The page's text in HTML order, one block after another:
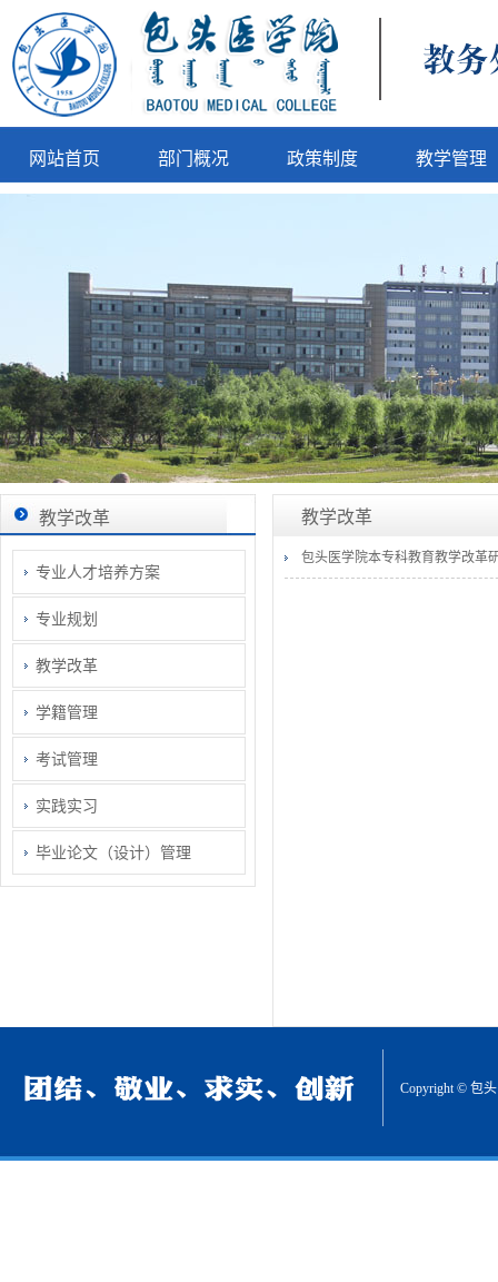
网站首页 部门概况 政策制度 教学管理
教学改革
专业人才培养方案
专业规划
教学改革
学籍管理
考试管理
实践实习
毕业论文（设计）管理
教学改革
包头医学院本专科教育教学改革
Copyright © 包